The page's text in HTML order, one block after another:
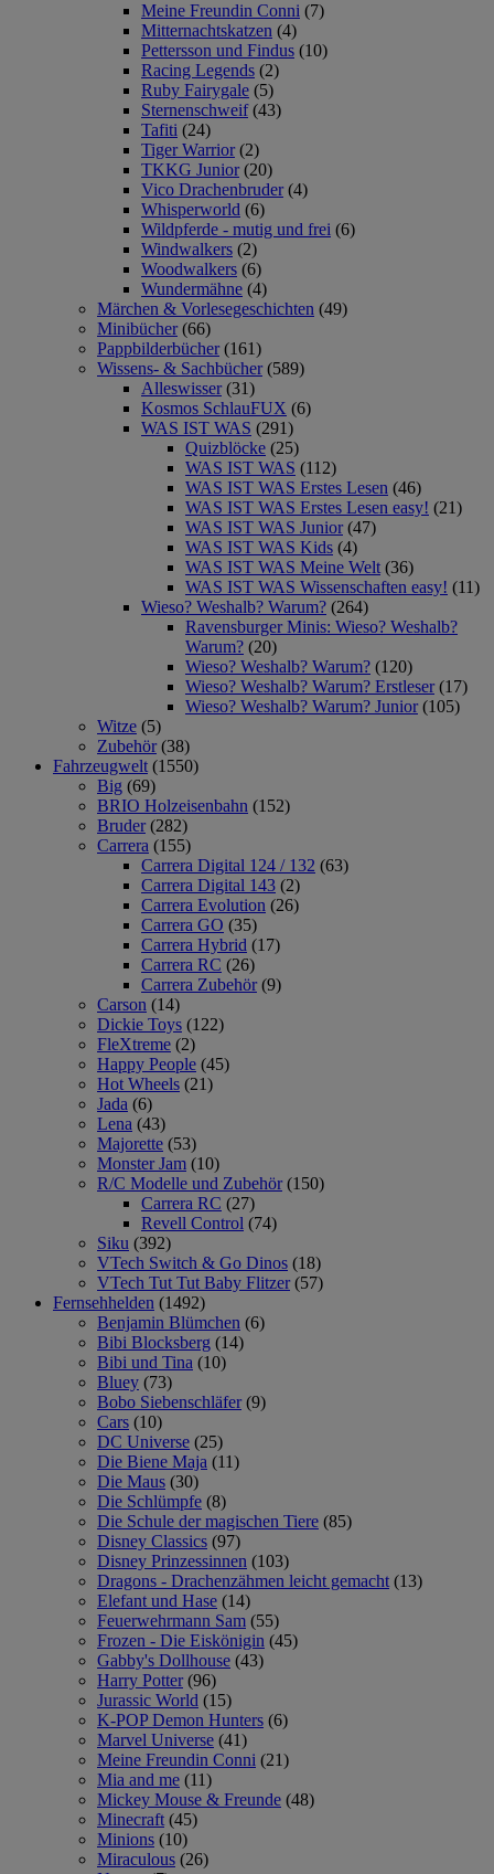
Meine Freundin Conni (7)
Mitternachtskatzen (4)
Pettersson und Findus (10)
Racing Legends (2)
Ruby Fairygale (5)
Sternenschweif (43)
Tafiti (24)
Tiger Warrior (2)
TKKG Junior (20)
Vico Drachenbruder (4)
Whisperworld (6)
Wildpferde - mutig und frei (6)
Windwalkers (2)
Woodwalkers (6)
Wundermähne (4)
Märchen & Vorlesegeschichten (49)
Minibücher (66)
Pappbilderbücher (161)
Wissens- & Sachbücher (589)
Alleswisser (31)
Kosmos SchlauFUX (6)
WAS IST WAS (291)
Quizblöcke (25)
WAS IST WAS (112)
WAS IST WAS Erstes Lesen (46)
WAS IST WAS Erstes Lesen easy! (21)
WAS IST WAS Junior (47)
WAS IST WAS Kids (4)
WAS IST WAS Meine Welt (36)
WAS IST WAS Wissenschaften easy! (11)
Wieso? Weshalb? Warum? (264)
Ravensburger Minis: Wieso? Weshalb?
Warum? (20)
Wieso? Weshalb? Warum? (120)
Wieso? Weshalb? Warum? Erstleser (17)
Wieso? Weshalb? Warum? Junior (105)
Witze (5)
Zubehör (38)
Fahrzeugwelt (1550)
Big (69)
BRIO Holzeisenbahn (152)
Bruder (282)
Carrera (155)
Carrera Digital 124 / 132 (63)
Carrera Digital 143 (2)
Carrera Evolution (26)
Carrera GO (35)
Carrera Hybrid (17)
Carrera RC (26)
Carrera Zubehör (9)
Carson (14)
Dickie Toys (122)
FleXtreme (2)
Happy People (45)
Hot Wheels (21)
Jada (6)
Lena (43)
Majorette (53)
Monster Jam (10)
R/C Modelle und Zubehör (150)
Carrera RC (27)
Revell Control (74)
Siku (392)
VTech Switch & Go Dinos (18)
VTech Tut Tut Baby Flitzer (57)
Fernsehhelden (1492)
Benjamin Blümchen (6)
Bibi Blocksberg (14)
Bibi und Tina (10)
Bluey (73)
Bobo Siebenschläfer (9)
Cars (10)
DC Universe (25)
Die Biene Maja (11)
Die Maus (30)
Die Schlümpfe (8)
Die Schule der magischen Tiere (85)
Disney Classics (97)
Disney Prinzessinnen (103)
Dragons - Drachenzähmen leicht gemacht (13)
Elefant und Hase (14)
Feuerwehrmann Sam (55)
Frozen - Die Eiskönigin (45)
Gabby's Dollhouse (43)
Harry Potter (96)
Jurassic World (15)
K-POP Demon Hunters (6)
Marvel Universe (41)
Meine Freundin Conni (21)
Mia and me (11)
Mickey Mouse & Freunde (48)
Minecraft (45)
Minions (10)
Miraculous (26)